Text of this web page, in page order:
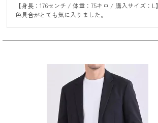
【身長：176センチ / 体重：75キロ / 購入サイズ：L】
色具合がとても気に入りました。